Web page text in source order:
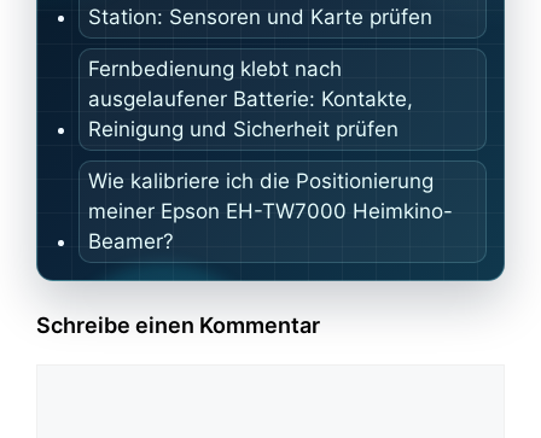
Station: Sensoren und Karte prüfen
Fernbedienung klebt nach
ausgelaufener Batterie: Kontakte,
Reinigung und Sicherheit prüfen
Wie kalibriere ich die Positionierung
meiner Epson EH-TW7000 Heimkino-
Beamer?
Schreibe einen Kommentar